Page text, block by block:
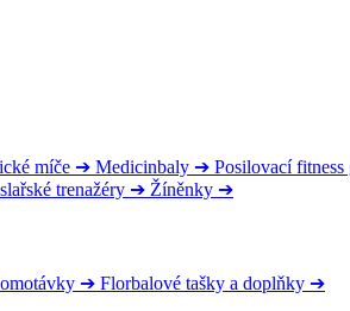
míče ➔ Medicinbaly ➔ Posilovací fitness
trenažéry ➔ Žíněnky ➔
➔ Florbalové tašky a doplňky ➔